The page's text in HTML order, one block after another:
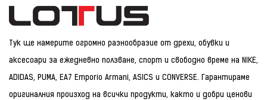
Тук ще намерите огромно разнообразие от дрехи, обувки и
аксесоари за ежедневно ползване, спорт и свободно време на NIKE,
ADIDAS, PUMA, EA7 Emporio Armani, ASICS и CONVERSE. Гарантираме
оригиналния произход на всички продукти, както и добри ценови